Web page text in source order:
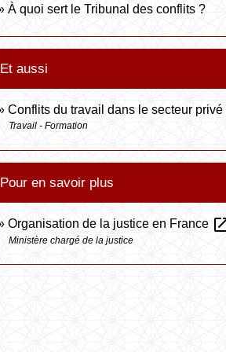
À quoi sert le Tribunal des conflits ?
Et aussi
Conflits du travail dans le secteur privé
Travail - Formation
Pour en savoir plus
Organisation de la justice en France
Ministère chargé de la justice